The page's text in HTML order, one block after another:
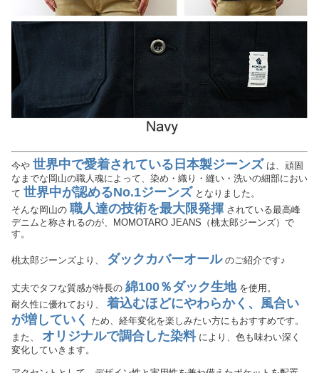
今や 世界中で愛着されている日本製ジーンズ は、頑固
なまでな岡山の職人魂によって、染め・織り・縫い・洗いの細部におい
て 世界中が認めるNo.1ジーンズ となりました。
そんな岡山の 職人達の技術を最大限発揮 されている最高峰
デニムと称されるのが、MOMOTARO JEANS（桃太郎ジーンズ）で
す。
桃太郎ジーンズより、 ダックカバーオールのご紹介です♪
丈夫でタフな質感が特長の 綿100％ダック生地を使用。
耐久性に優れており、 着込むほどにやわらかく、風合い
が増していく
ため、経年変化を楽しみたい方にもおすすめです。
また、 オリジナルで調合した染料により、色も味わい深く
変化していきます。